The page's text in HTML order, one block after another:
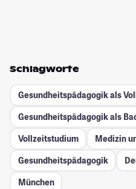
Schlagworte
Gesundheitspädagogik als
Gesundheitspädagogik als
Vollzeitstudium
Medizin
Gesundheitspädagogik
München